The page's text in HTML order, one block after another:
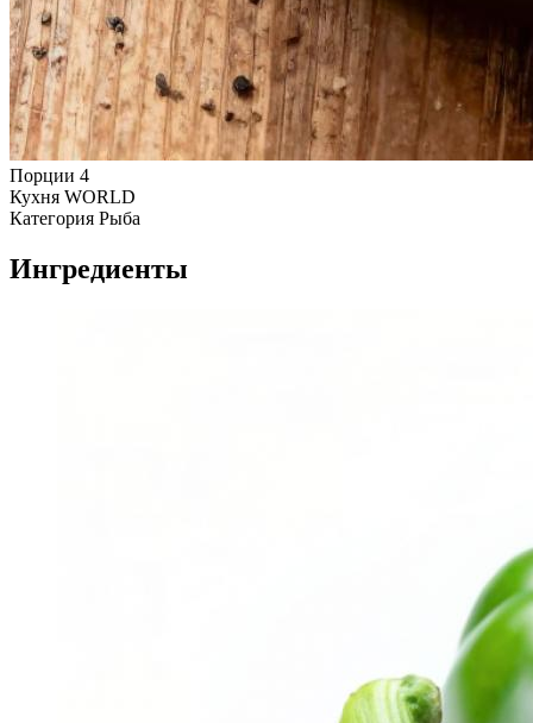
Порции 4
Кухня WORLD
Категория Рыба
Ингредиенты